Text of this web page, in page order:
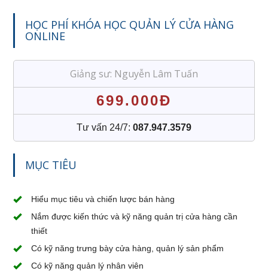
HỌC PHÍ KHÓA HỌC QUẢN LÝ CỬA HÀNG
ONLINE
Giảng sư: Nguyễn Lâm Tuấn
699.000Đ
Tư vấn 24/7: 087.947.3579
MỤC TIÊU
Hiểu mục tiêu và chiến lược bán hàng
Nắm được kiến thức và kỹ năng quản trị cửa hàng cần
thiết
Có kỹ năng trưng bày cửa hàng, quản lý sản phẩm
Có kỹ năng quản lý nhân viên